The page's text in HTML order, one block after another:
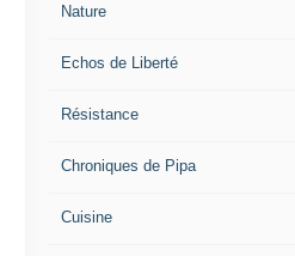
Nature
Echos de Liberté
Résistance
Chroniques de Pipa
Cuisine